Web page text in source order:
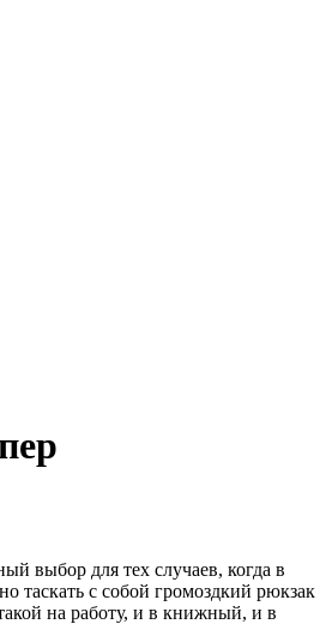
выбор для тех случаев, когда в
таскать с собой громоздкий рюкзак
на работу, и в книжный, и в